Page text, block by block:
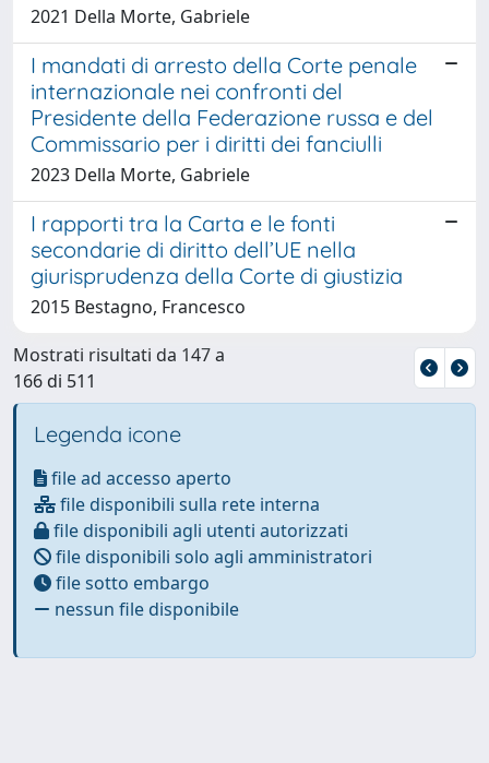
2021 Della Morte, Gabriele
I mandati di arresto della Corte penale
internazionale nei confronti del
Presidente della Federazione russa e del
Commissario per i diritti dei fanciulli
2023 Della Morte, Gabriele
I rapporti tra la Carta e le fonti
secondarie di diritto dell’UE nella
giurisprudenza della Corte di giustizia
2015 Bestagno, Francesco
Mostrati risultati da 147 a
166 di 511
Legenda icone
file ad accesso aperto
file disponibili sulla rete interna
file disponibili agli utenti autorizzati
file disponibili solo agli amministratori
file sotto embargo
nessun file disponibile